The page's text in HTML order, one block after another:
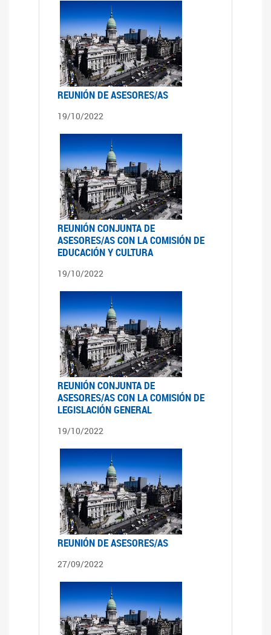
REUNIÓN DE ASESORES/AS
19/10/2022
REUNIÓN CONJUNTA DE
ASESORES/AS CON LA COMISIÓN DE
EDUCACIÓN Y CULTURA
19/10/2022
REUNIÓN CONJUNTA DE
ASESORES/AS CON LA COMISIÓN DE
LEGISLACIÓN GENERAL
19/10/2022
REUNIÓN DE ASESORES/AS
27/09/2022